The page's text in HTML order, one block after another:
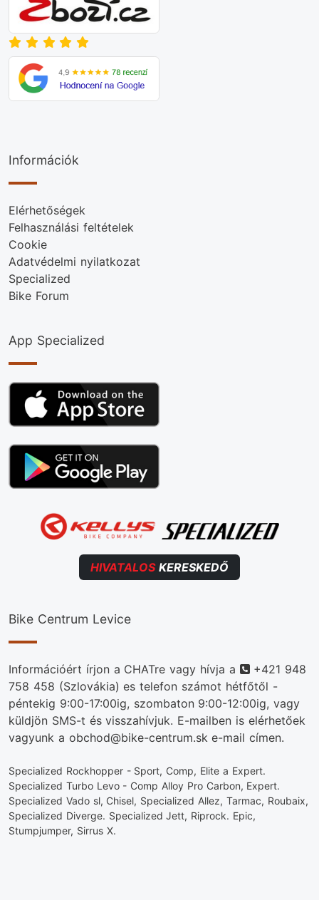
Információk
Elérhetőségek
Felhasználási feltételek
Cookie
Adatvédelmi nyilatkozat
Specialized
Bike Forum
App Specialized
HIVATALOSKERESKEDŐ
Bike Centrum Levice
Információért írjon a CHATre vagy hívja a Telefonszám
+421 948
758 458 (Szlovákia) es telefon számot hétfőtől -
péntekig 9:00-17:00ig, szombaton 9:00-12:00ig, vagy
küldjön SMS-t és visszahívjuk. E-mailben is elérhetőek
vagyunk a obchod@bike-centrum.sk e-mail címen.
Specialized Rockhopper - Sport, Comp, Elite a Expert.
Specialized Turbo Levo - Comp Alloy Pro Carbon, Expert.
Specialized Vado sl, Chisel, Specialized Allez, Tarmac, Roubaix,
Specialized Diverge. Specialized Jett, Riprock. Epic,
Stumpjumper, Sirrus X.